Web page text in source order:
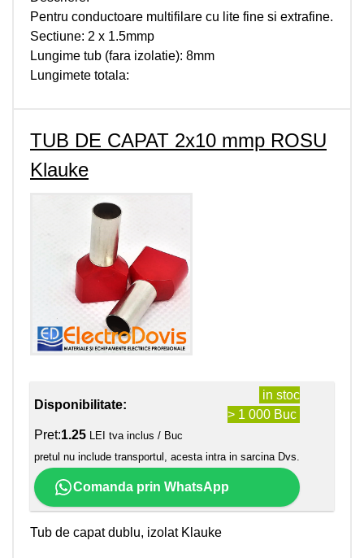
Pentru conductoare multifilare cu lite fine si extrafine.
Sectiune: 2 x 1.5mmp
Lungime tub (fara izolatie): 8mm
Lungimete totala:
TUB DE CAPAT 2x10 mmp ROSU
Klauke
Disponibilitate:
in stoc
> 1 000 Buc
Pret:1.25 LEI tva inclus / Buc
pretul nu include transportul, acesta intra in sarcina Dvs.
Comanda prin WhatsApp
Tub de capat dublu, izolat Klauke